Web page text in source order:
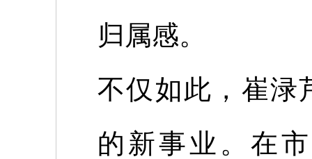
归属感。
不仅如此，崔渌
的新事业。在